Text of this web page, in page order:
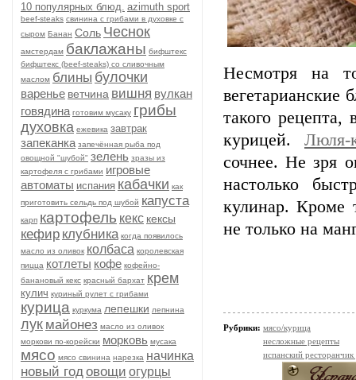
10 популярных блюд. azimuth sport
beef-stеаks cвинина с грибами в духовке с
сыром Банан Соль Чеснок
амстердам баклажаны бифштекс
бифштекс (beef-stеаks) со сливочным
маслом блины булочки
варенье ветчина вишня вулкан
говядина готовим мусаку грибы
духовка ежевика завтрак
запеканка запечённая рыба под
овощной "шубой" зелень зразы из
картофеля с грибами игровые
автоматы испания кабачки как
приготовить сельдь под шубой капуста
карп картофель кекс кексы
кефир клубника когда появилось
масло из оливок колбаса королевская
пицца котлеты кофе кофейно-
банановый кекс красный бархат крем
кулич куриный рулет с грибами
курица куркума лепешки лепнина
лук майонез масло из оливок
моркови по-корейски морковь мусака
мясо мясо свинина нарезка начинка
новый годовощи огурцы
Несмотря на
вегетарианские
такого рецепта,
курицей. Люля-
сочнее. Не зря
настолько
кулинар. Кроме
не только на
Рубрики: мясо/курица
несложные рецепты
испанский